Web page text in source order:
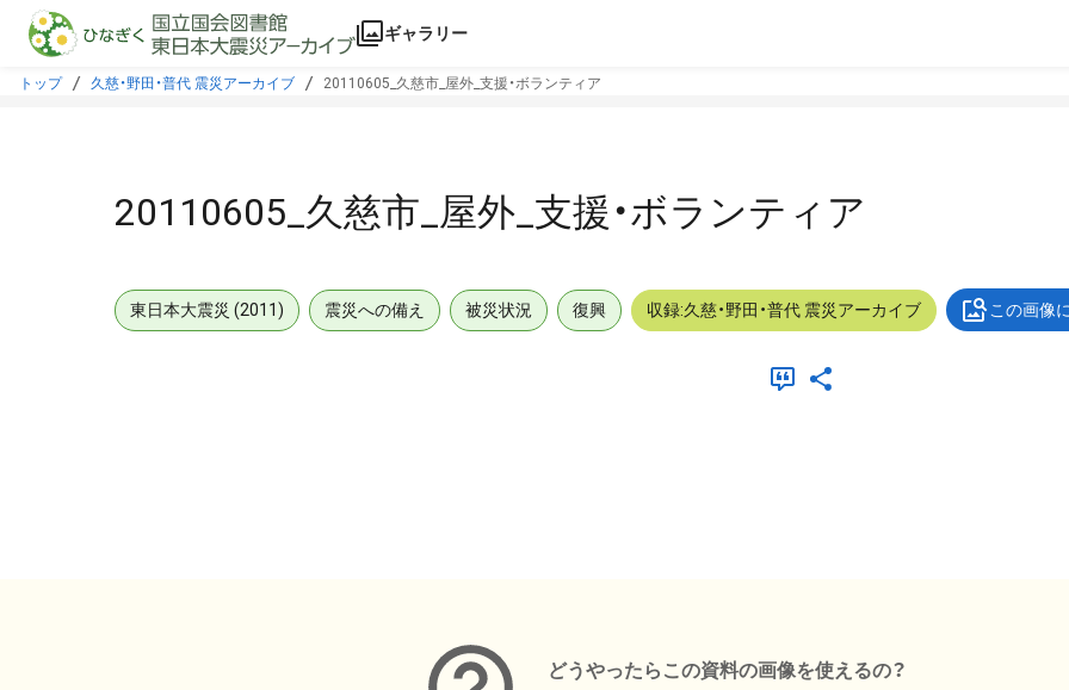
本文に飛ぶ
ギャラリー
トップ 久慈・野田・普代 震災アーカイブ 20110605_久慈市_屋外_支援・ボランティア
20110605_久慈市_屋外_支援・ボランティア
東日本大震災 (2011) 震災への備え 被災状況 復興 収録:久慈・野田・普代 震災アーカイブ この画像
どうやったらこの資料の画像を使えるの？